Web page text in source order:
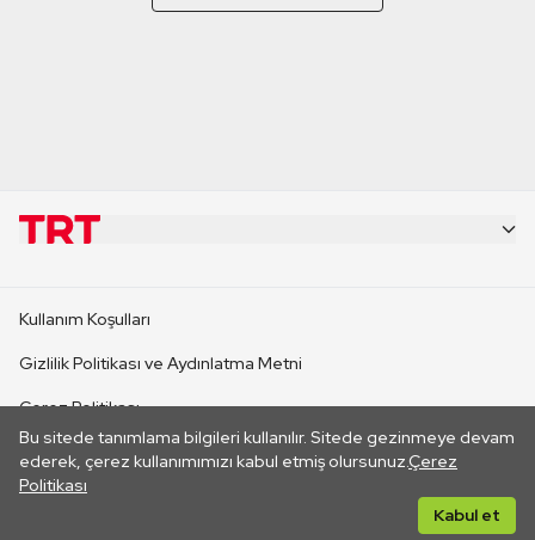
Bu sitede tanımlama bilgileri kullanılır. Sitede gezinmeye devam
ederek, çerez kullanımımızı kabul etmiş olursunuz.Çerez
Politikası
Kabul et
CANLI YAYINLAR
Kullanım Koşulları
Gizlilik Politikası ve Aydınlatma Metni
Çerez Politikası
İletişim
Her hakkı saklıdır. ©2026 TRT. Bağlantı yoluyla gidilen dış